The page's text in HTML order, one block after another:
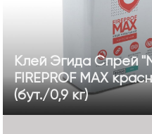
Клей Эгида Спрей
FIREPROF MAX
(бут./0,9 кг)